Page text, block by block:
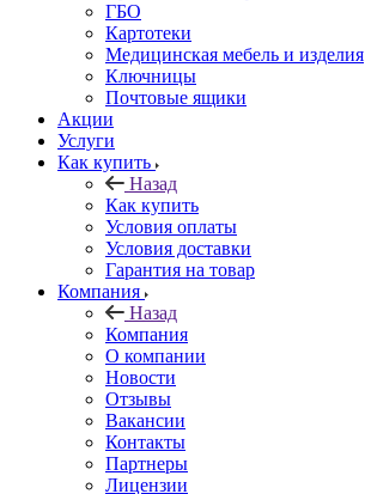
ГБО
Картотеки
Медицинская мебель и изделия
Ключницы
Почтовые ящики
Акции
Услуги
Как купить
Назад
Как купить
Условия оплаты
Условия доставки
Гарантия на товар
Компания
Назад
Компания
О компании
Новости
Отзывы
Вакансии
Контакты
Партнеры
Лицензии